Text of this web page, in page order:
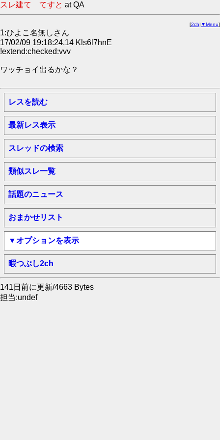
スレ建て てすと at QA
[2ch| ▼Menu]
1:ひよこ名無しさん
17/02/09 19:18:24.14 Kls6l7hnE
!extend:checked:vvv
ワッチョイ出るかな？
レスを読む
最新レス表示
スレッドの検索
類似スレ一覧
話題のニュース
おまかせリスト
▼オプションを表示
暇つぶし2ch
141日前に更新/4663 Bytes
担当:undef